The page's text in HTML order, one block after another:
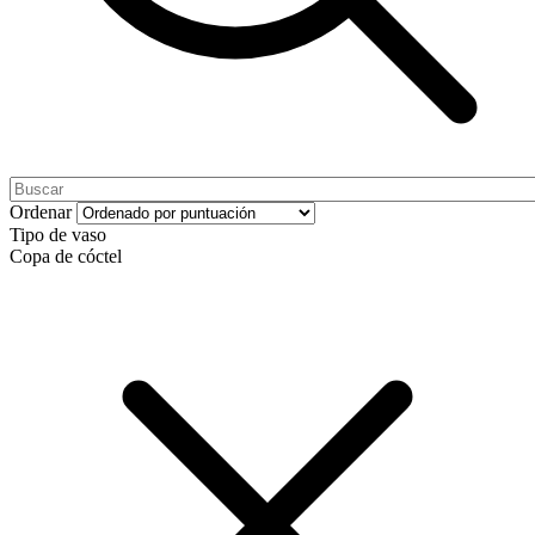
Ordenar
Tipo de vaso
Copa de cóctel